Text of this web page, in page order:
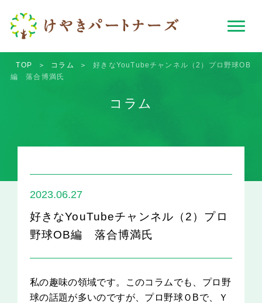
TOP ＞ コラム ＞
好きなYouTubeチャンネル（2）プロ野球OB
編 落合博満氏
コラム
2023.06.27
好きなYouTubeチャンネル（2）プロ
野球OB編 落合博満氏
私の趣味の領域です。このコラムでも、プロ野
球の話題が多いのですが、プロ野球ＯBで、Ｙ